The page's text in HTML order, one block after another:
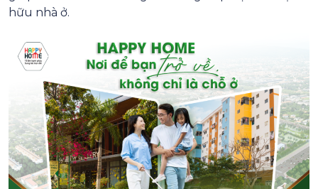
hữu nhà ở.